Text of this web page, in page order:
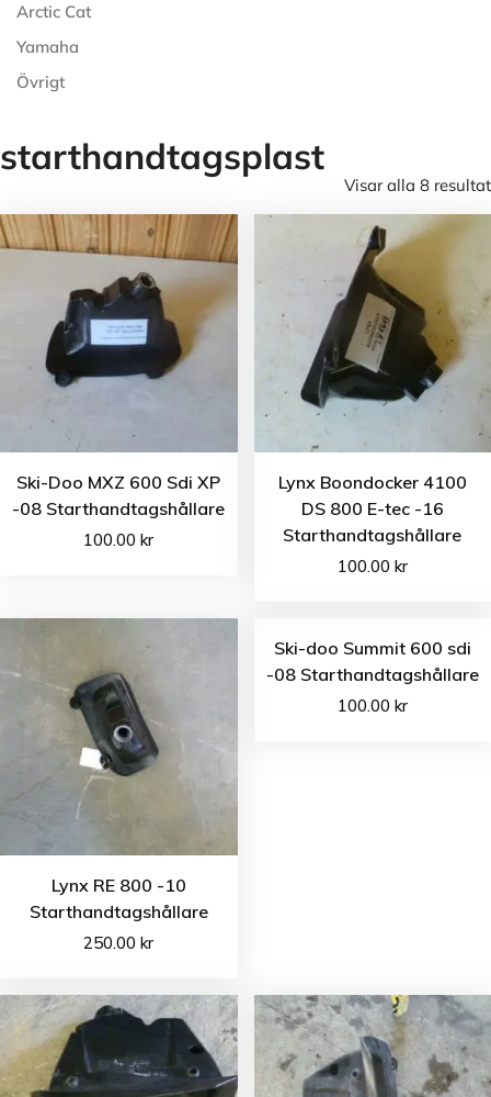
Arctic Cat
Yamaha
Övrigt
starthandtagsplast
Visar alla 8 resultat
Ski-Doo MXZ 600 Sdi XP
-08 Starthandtagshållare
100.00kr
Lynx Boondocker 4100
DS 800 E-tec -16
Starthandtagshållare
100.00 kr
Lynx RE 800 -10
Starthandtagshållare
250.00kr
Ski-doo Summit 600 sdi
-08 Starthandtagshållare
100.00 kr